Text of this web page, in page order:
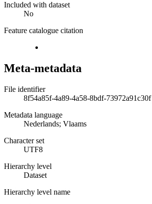
Included with dataset
No
Feature catalogue citation
Meta-metadata
File identifier
8f54a85f-4a89-4a58-8bdf-73972a91c30f
Metadata language
Nederlands; Vlaams
Character set
UTF8
Hierarchy level
Dataset
Hierarchy level name